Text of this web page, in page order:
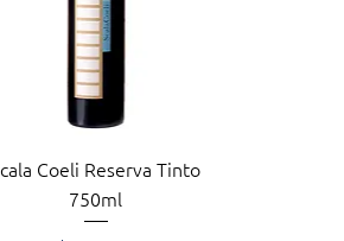
Visualização rápida
Coeli Reserva Tinto
750ml